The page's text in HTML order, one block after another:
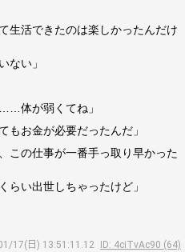
生活できたのは楽しかったんだけ
ない」
体が弱くてね」
もお金が必要だったんだ」
この仕事が一番手っ取り早かった
い出世しちゃったけど」
17(日) 13:51:11.12
ID: 4ciTvAc90 (64)